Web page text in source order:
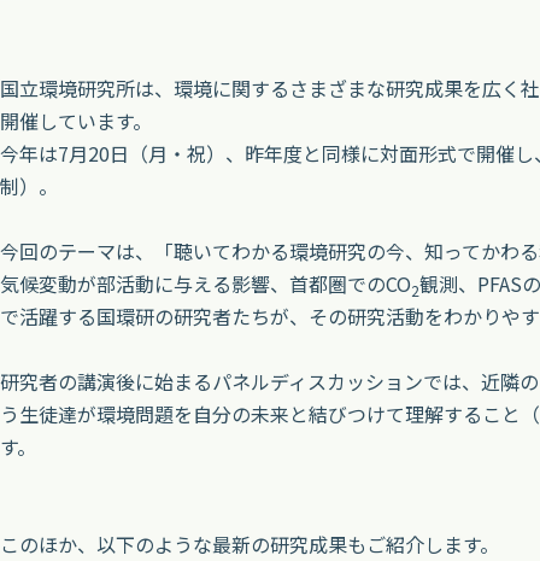
国立環境研究所は、環境に関するさまざまな研究成果を広く
開催しています。
今年は7月20日（月・祝）、昨年度と同様に対面形式で開催
制）。
今回のテーマは、「聴いてわかる環境研究の今、知ってかわ
気候変動が部活動に与える影響、首都圏でのCO2観測、PFAS
で活躍する国環研の研究者たちが、その研究活動をわかりや
研究者の講演後に始まるパネルディスカッションでは、近隣
う生徒達が環境問題を自分の未来と結びつけて理解するこ
す。
このほか、以下のような最新の研究成果もご紹介します。